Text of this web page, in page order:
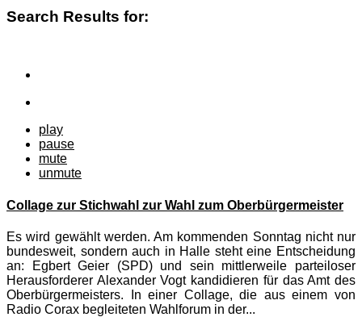
Search Results for:
play
pause
mute
unmute
Collage zur Stichwahl zur Wahl zum Oberbürgermeister
Es wird gewählt werden. Am kommenden Sonntag nicht nur
bundesweit, sondern auch in Halle steht eine Entscheidung
an: Egbert Geier (SPD) und sein mittlerweile parteiloser
Herausforderer Alexander Vogt kandidieren für das Amt des
Oberbürgermeisters. In einer Collage, die aus einem von
Radio Corax begleiteten Wahlforum in der...